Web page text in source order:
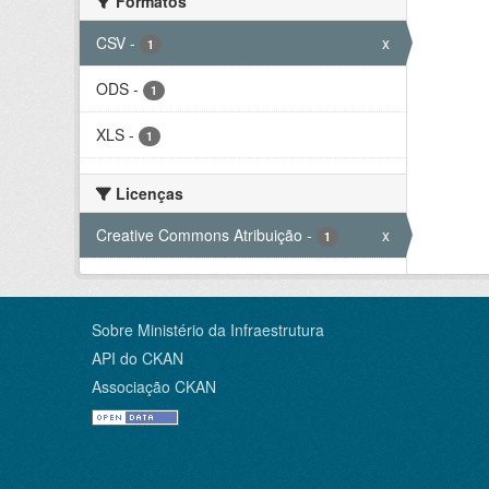
CSV - 1 x
ODS - 1
XLS - 1
Licenças
Creative Commons Atribuição - 1 x
Sobre Ministério da Infraestrutura
API do CKAN
Associação CKAN